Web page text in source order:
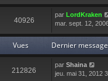
40926
par LordKraken
mar. sept. 12,
Vues Dernier message
212826
par Shaina
jeu. mai 31, 2012